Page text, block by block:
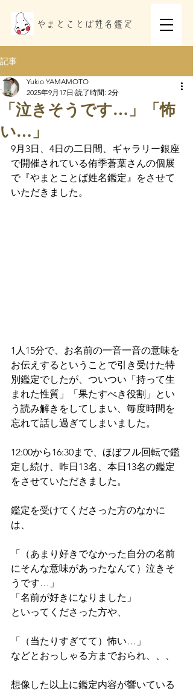
​やまとことば姓名鑑定
記事
「泣きそうです…」「怖
い…」
Yukio YAMAMOTO
2025年9月17日 読了時間: 2分
9月3日、4日の二日間、ギャラリー銀座
で開催されている侑季蒼葉さんの個展
で『やまとことば姓名鑑定』をさせて
いただきました。
1人15分で、お名前の一音一音の意味を
お伝えするということで引き受けた特
別鑑定でしたが、ついつい「持って生
まれた性質」「果たすべき役割」とい
う読み解きをしてしまい、毎度時間を
忘れて話し過ぎてしまいました。
12:00から16:30まで、ほぼフル回転で鑑
定し続け、昨日13名、本日13名の鑑定
をさせていただきました。
鑑定を受けてくださった方のなかに
は、
「（あまり好きでなかった自分の名前
にそんな意味があったなんて）泣きそ
うです…」
「名前が好きになりました」
といってくださった方や、
「（当たりすぎてて）怖い…」
などとおっしゃる方までおられ、、、
想像した以上に鑑定内容が響いている